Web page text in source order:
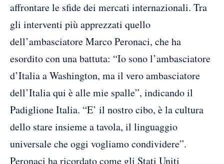
affrontare le sfide dei mercati internazionali. Tra
gli interventi più apprezzati quello
dell’ambasciatore Marco Peronaci, che ha
esordito con una battuta: “Io sono l’ambasciatore
d’Italia a Washington, ma il vero ambasciatore
dell’Italia qui è alle mie spalle”, indicando il
Padiglione Italia. “E’ il nostro cibo, è la cultura
dello stare insieme a tavola, il linguaggio
universale che oggi vogliamo condividere”.
Peronaci ha ricordato come gli Stati Uniti